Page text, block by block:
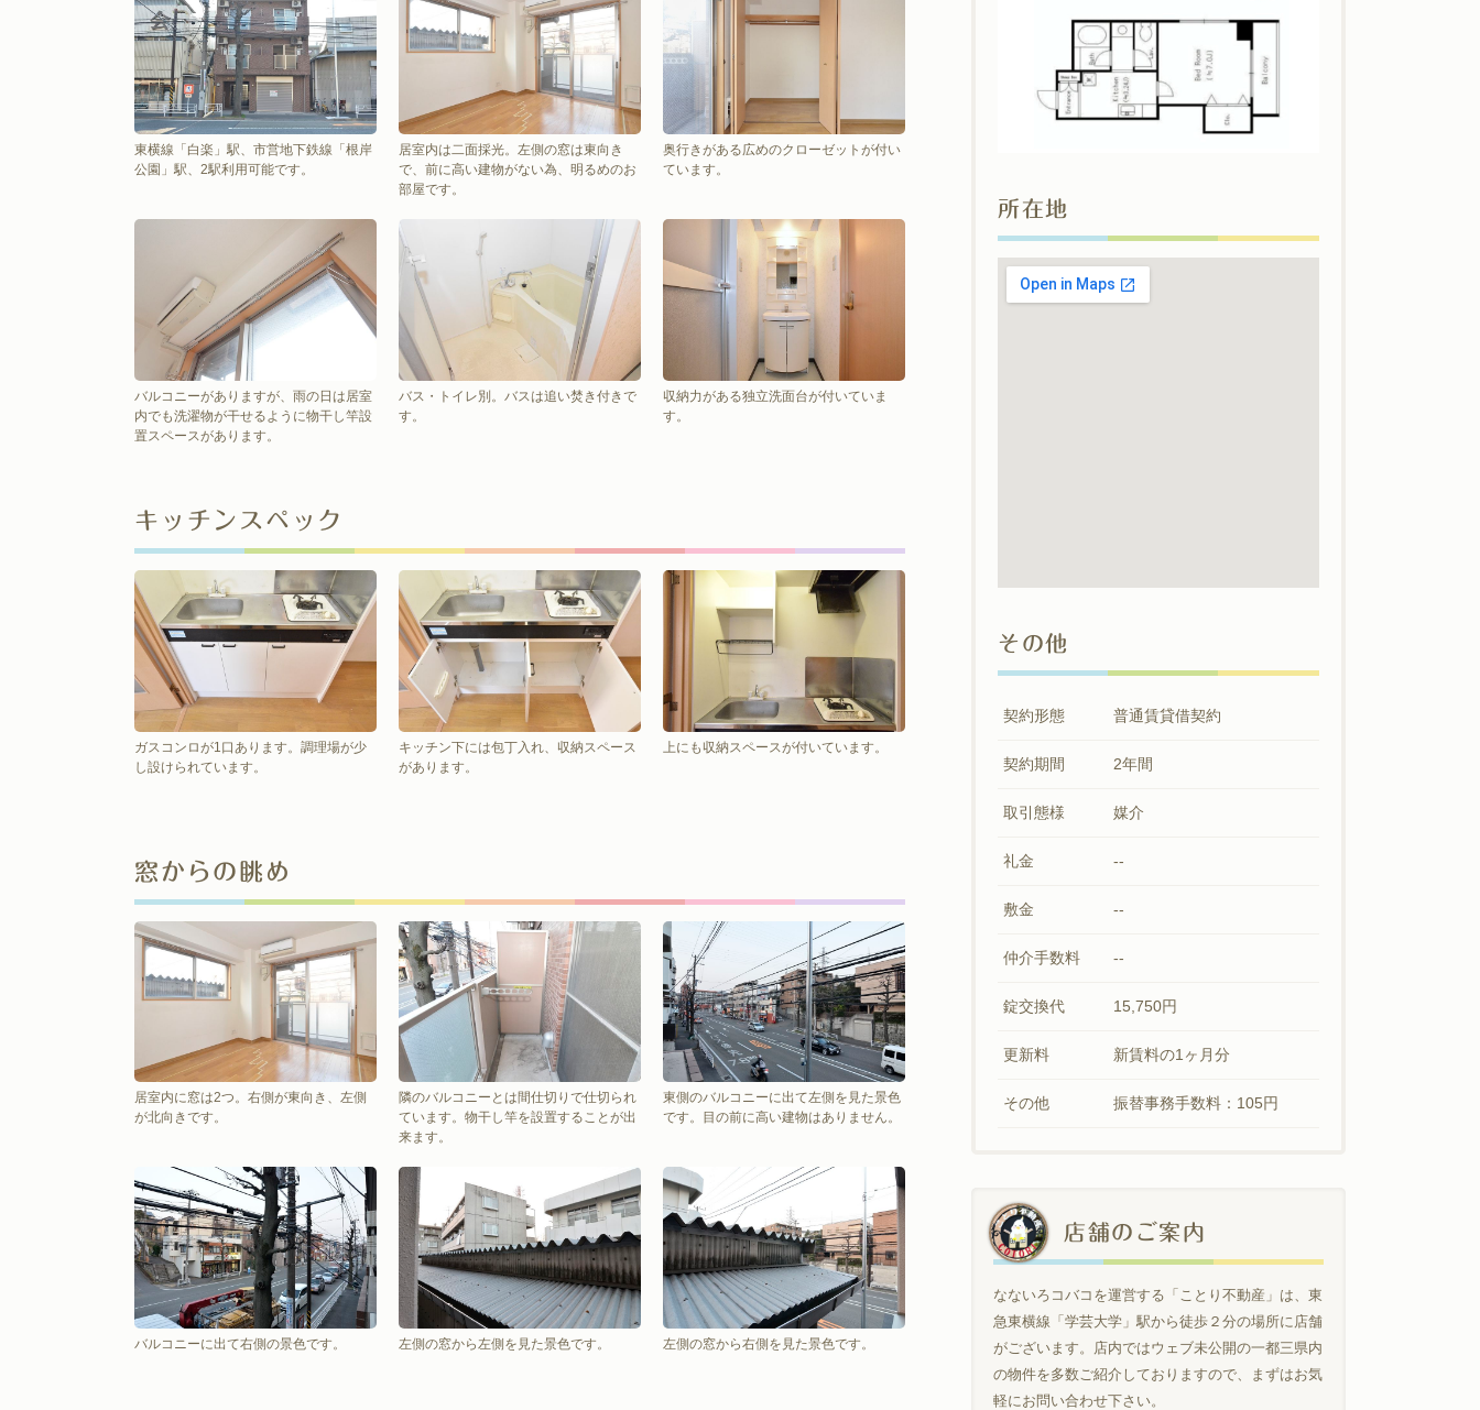
東横線「白楽」駅、市営地下鉄線「根岸
公園」駅、2駅利用可能です。
居室内は二面採光。左側の窓は東向き
で、前に高い建物がない為、明るめのお
部屋です。
奥行きがある広めのクローゼットが付い
ています。
バルコニーがありますが、雨の日は居室
内でも洗濯物が干せるように物干し竿設
置スペースがあります。
バス・トイレ別。バスは追い焚き付きで
す。
収納力がある独立洗面台が付いていま
す。
キッチンスペック
ガスコンロが1口あります。調理場が少
し設けられています。
キッチン下には包丁入れ、収納スペース
があります。
上にも収納スペースが付いています。
窓からの眺め
居室内に窓は2つ。右側が東向き、左側
が北向きです。
隣のバルコニーとは間仕切りで仕切られ
ています。物干し竿を設置することが出
来ます。
東側のバルコニーに出て左側を見た景色
です。目の前に高い建物はありません。
バルコニーに出て右側の景色です。 左側の窓から左側を見た景色です。 左側の窓から右側を見た景色です。
所在地
その他
契約形態 普通賃貸借契約
契約期間 2年間
取引態様 媒介
礼金 --
敷金 --
仲介手数料 --
錠交換代 15,750円
更新料 新賃料の1ヶ月分
その他 振替事務手数料：105円
店舗のご案内
なないろコバコを運営する「ことり不動産」は、東
急東横線「学芸大学」駅から徒歩２分の場所に店舗
がございます。店内ではウェブ未公開の一都三県内
の物件を多数ご紹介しておりますので、まずはお気
軽にお問い合わせ下さい。